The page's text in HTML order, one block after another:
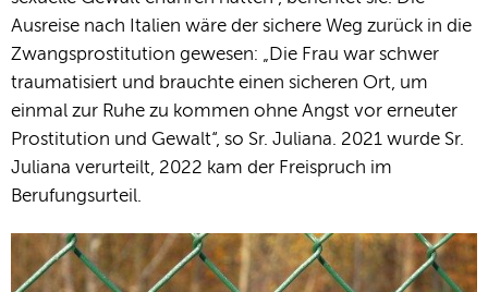
Ausreise nach Italien wäre der sichere Weg zurück in die
Zwangsprostitution gewesen: „Die Frau war schwer
traumatisiert und brauchte einen sicheren Ort, um
einmal zur Ruhe zu kommen ohne Angst vor erneuter
Prostitution und Gewalt“, so Sr. Juliana. 2021 wurde Sr.
Juliana verurteilt, 2022 kam der Freispruch im
Berufungsurteil.